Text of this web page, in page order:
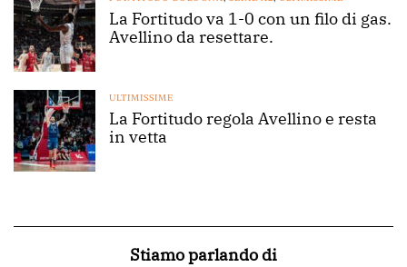
La Fortitudo va 1-0 con un filo di gas.
Avellino da resettare.
ULTIMISSIME
La Fortitudo regola Avellino e resta
in vetta
Stiamo parlando di